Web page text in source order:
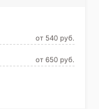
от 540 pуб.
от 650 pуб.